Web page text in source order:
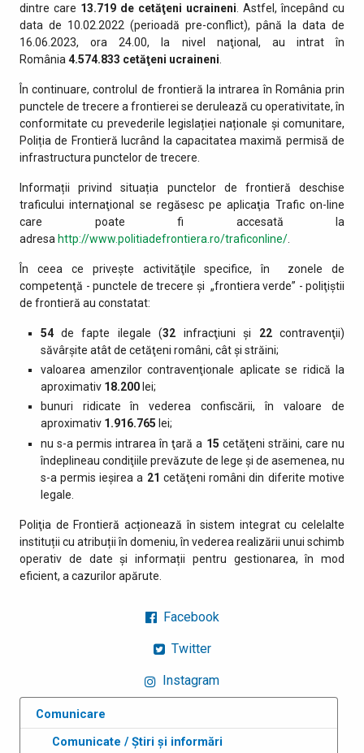
dintre care 13.719 de cetăţeni ucraineni . Astfel, începând cu
data de 10.02.2022 (perioadă pre-conflict), până la data de
16.06.2023, ora 24.00, la nivel naţional, au intrat în
România 4.574.833 cetăţeni ucraineni
În continuare, controlul de frontieră la intrarea în România prin
punctele de trecere a frontierei se derulează cu operativitate, în
conformitate cu prevederile legislației naționale și comunitare,
Poliția de Frontieră lucrând la capacitatea maximă permisă de
infrastructura punctelor de trecere.
Informații privind situația punctelor de frontieră deschise
traficului internaţional se regăsesc pe aplicaţia Trafic on-line
care poate fi accesată la
adresa http://www.politiadefrontiera.ro/traficonline/
În ceea ce priveşte activităţile specifice, în zonele de
competenţă - punctele de trecere şi „frontiera verde” - poliţiştii
de frontieră au constatat:
54de fapte ilegale (32 infracţiuni şi 22contravenţii)
săvârşite atât de cetăţeni români, cât şi străini;
valoarea amenzilor contravenţionale aplicate se ridică la
aproximativ 18.200lei;
bunuri ridicate în vederea confiscării, în valoare de
aproximativ 1.916.765 lei;
nu s-a permis intrarea în ţară a 15 cetăţeni străini, care nu
îndeplineau condiţiile prevăzute de lege şi de asemenea, nu
s-a permis ieşirea a 21 cetăţeni români din diferite motive
legale.
Poliţia de Frontieră acționează în sistem integrat cu celelalte
instituții cu atribuții în domeniu, în vederea realizării unui schimb
operativ de date și informații pentru gestionarea, în mod
eficient, a cazurilor apărute.
Facebook
Twitter
Instagram
Comunicare
Comunicate / Știri și informări